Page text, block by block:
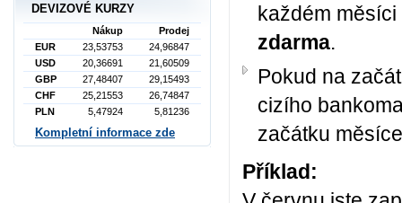
každém
zdarma.
Pokud na
cizího
začátku
Příklad:
DEVIZOVÉ KURZY
Nákup
Prodej
EUR
23,53753
24,96847
USD
20,36691
21,60509
GBP
27,48407
29,15493
CHF
25,21553
26,74847
PLN
5,47924 5,81236
Kompletní informace zde